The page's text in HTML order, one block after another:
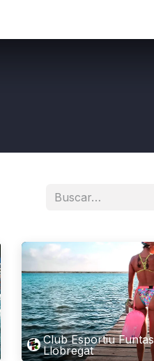
Club Esportiu
Llobregat